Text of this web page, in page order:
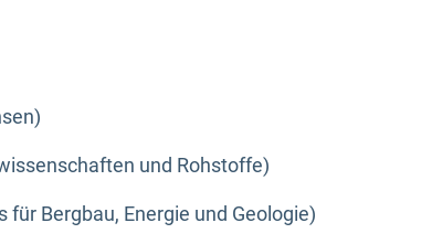
und Rohstoffe)
Bergbau, Energie und Geologie)